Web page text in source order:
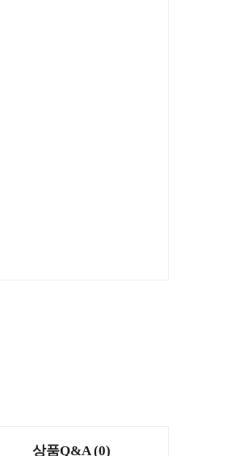
상품Q&A (0)